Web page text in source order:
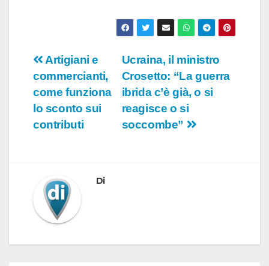
Navigazione
articoli
Ucraina, il ministro
Crosetto: “La guerra
ibrida c’è già, o si
reagisce o si
soccombe”
Artigiani e
commercianti,
come funziona
lo sconto sui
contributi
Di